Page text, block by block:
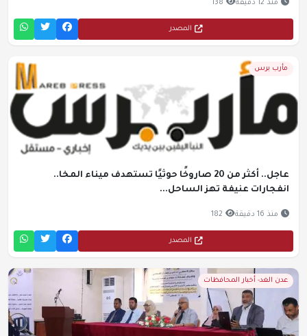
منذ 12 دقيقة 138
المصدر
مأرب برس
عاجل.. أكثر من 20 صاروخًا حوثيًا تستهدف ميناء المخا..
انفجارات عنيفة تهز الساحل...
منذ 16 دقيقة 182
المصدر
عدن الغد- أخبار المحافظات